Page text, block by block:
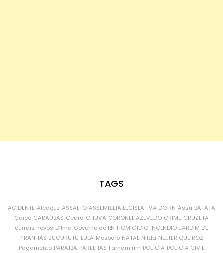
TAGS
ACIDENTE Alcaçuz ASSALTO ASSEMBLEIA LEGISLATIVA DO RN Assu BATATA
Caicó CARAÚBAS Ceará CHUVA CORONEL AZEVEDO CRIME CRUZETA
currais novos Dilma Governo do RN HOMICÍDIO INCÊNDIO JARDIM DE
PIRANHAS JUCURUTU LULA Mossoró NATAL Nilda NÉLTER QUEIROZ
Pagamento PARAÍBA PARELHAS Parnamirim POLÍCIA POLÍCIA CIVIL